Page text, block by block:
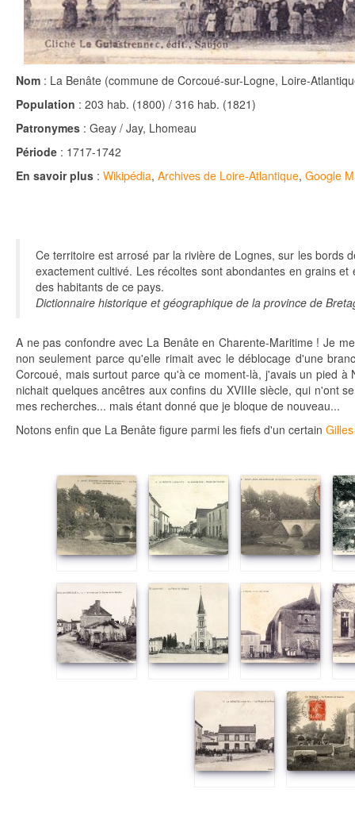
Nom : La Benâte (commune de Corcoué-sur-Logne, Loire-
Population : 203 hab. (1800) / 316 hab. (1821)
Patronymes : Geay / Jay, Lhomeau
Période : 1717-1742
En savoir plus : Wikipédia, Archives de Loire-Atlantique, Google
Ce territoire est arrosé par la rivière de Lognes, sur les bords
exactement cultivé. Les récoltes sont abondantes en grains
des habitants de ce pays.
Dictionnaire historique et géographique de la province de
A ne pas confondre avec La Benâte en Charente-Maritime ! Je
non seulement parce qu'elle rimait avec le déblocage d'une
Corcoué, mais surtout parce qu'à ce moment-là, j'avais un pied
nichait quelques ancêtres aux confins du XVIIIe siècle, qui n'ont
mes recherches... mais étant donné que je bloque de nouveau...
Notons enfin que La Benâte figure parmi les fiefs d'un certain